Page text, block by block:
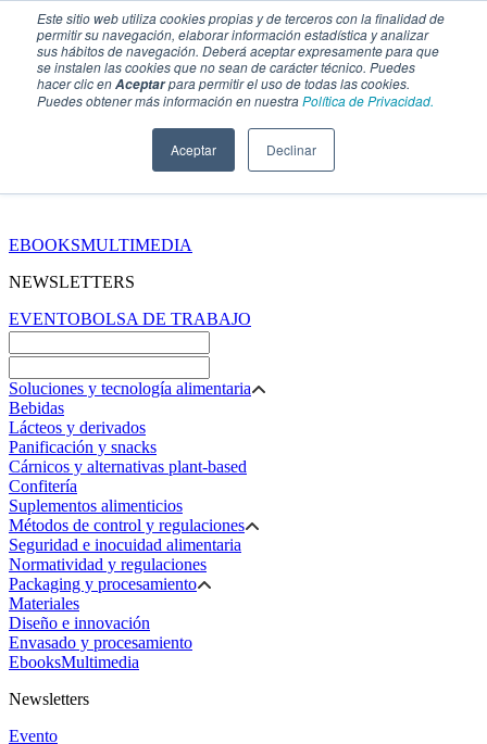
Este sitio web utiliza cookies propias y de terceros con la finalidad de
permitir su navegación, elaborar información estadística y analizar
sus hábitos de navegación. Deberá aceptar expresamente para que
se instalen las cookies que no sean de carácter técnico. Puedes
hacer clic enAceptarpara permitir el uso de todas las cookies.
Puedes obtener más información en nuestraPolítica de Privacidad.
Aceptar Declinar
EBOOKSMULTIMEDIA
NEWSLETTERS
EVENTOBOLSA DE TRABAJO
Soluciones y tecnología alimentaria
Bebidas
Lácteos y derivados
Panificación y snacks
Cárnicos y alternativas plant-based
Confitería
Suplementos alimenticios
Métodos de control y regulaciones
Seguridad e inocuidad alimentaria
Normatividad y regulaciones
Packaging y procesamiento
Materiales
Diseño e innovación
Envasado y procesamiento
EbooksMultimedia
Newsletters
Evento